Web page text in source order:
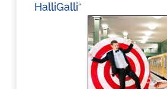
HalliGalli“